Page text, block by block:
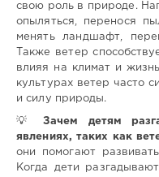
свою роль в природе.
опыляться, перенося
менять ландшафт,
Также ветер
влияя на климат и
культурах ветер часто
и силу природы.
💡Зачем детям
явлениях, таких как
они помогают
Когда дети